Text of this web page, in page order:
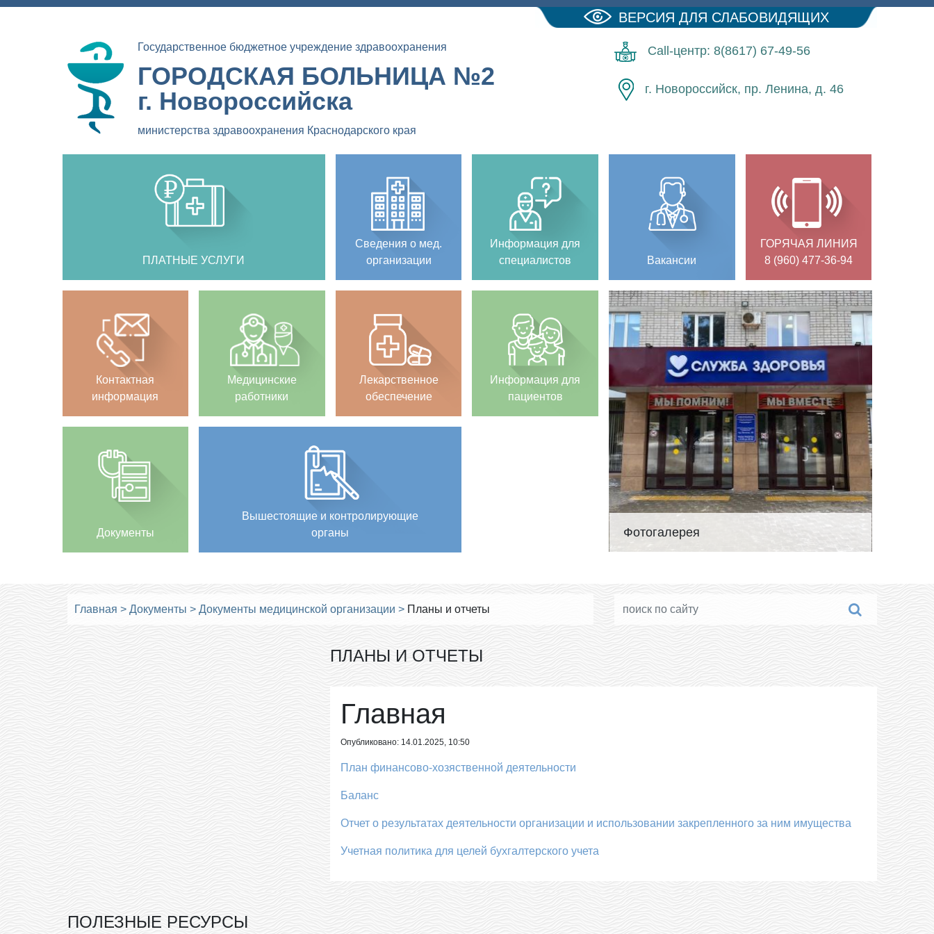
ВЕРСИЯ ДЛЯ СЛАБОВИДЯЩИХ
Государственное бюджетное учреждение здравоохранения
ГОРОДСКАЯ БОЛЬНИЦА №2
г. Новороссийска
министерства здравоохранения Краснодарского края
Call-центр: 8(8617) 67-49-56
г. Новороссийск, пр. Ленина, д. 46
ПЛАТНЫЕ УСЛУГИ
Сведения о мед.
организации
Информация для
специалистов
Вакансии
ГОРЯЧАЯ ЛИНИЯ
8 (960) 477-36-94
Контактная
информация
Медицинские
работники
Лекарственное
обеспечение
Информация для
пациентов
Фотогалерея
Документы
Вышестоящие и контролирующие
органы
Главная > Документы > Документы медицинской организации > Планы и отчеты
ПЛАНЫ И ОТЧЕТЫ
Главная
Опубликовано: 14.01.2025, 10:50
План финансово-хозяственной деятельности
Баланс
Отчет о результатах деятельности организации и использовании закрепленного за ним имущества
Учетная политика для целей бухгалтерского учета
ПОЛЕЗНЫЕ РЕСУРСЫ